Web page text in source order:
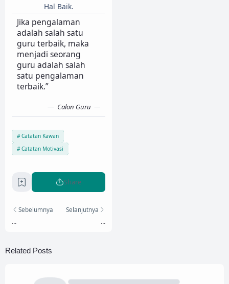
Hal Baik.
Jika pengalaman
adalah salah satu
guru terbaik, maka
menjadi seorang
guru adalah salah
satu pengalaman
terbaik.”
Calon Guru
Catatan Kawan
Catatan Motivasi
Share
Sebelumnya
...
Selanjutnya
...
Related Posts